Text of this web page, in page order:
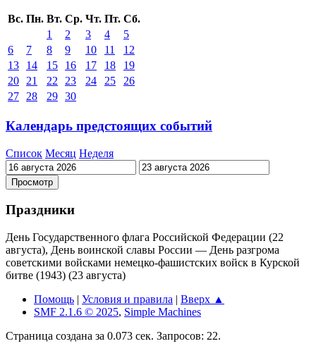
Вс. Пн. Вт. Ср. Чт. Пт. Сб.
1
2 3 4
5
6
7 8 9 10 11
12
13
14 15 16 17 18
19
20
21 22 23 24 25
26
27
28 29 30
Календарь предстоящих событий
Список Месяц Неделя
Праздники
День Государственного флага Российской Федерации (22
августа), День воинской славы России — День разгрома
советскими войсками немецко-фашистских войск в Курской
битве (1943) (23 августа)
Помощь | Условия и правила | Вверх ▲
SMF 2.1.6 © 2025, Simple Machines
Страница создана за 0.073 сек. Запросов: 22.